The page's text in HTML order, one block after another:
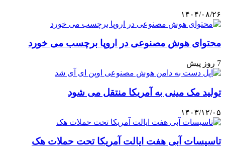
۱۴۰۴/۰۸/۲۶
محتوای هوش مصنوعی در اروپا برچسب می خورد
7 روز پیش
تولید مک مینی به آمریکا منتقل می شود
۱۴۰۳/۱۲/۰۵
تاسیسات آبی هفت ایالت آمریکا تحت حملات هک